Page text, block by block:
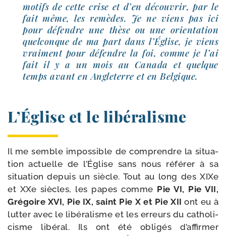
motifs de cette crise et d’en décou­vrir, par le
fait même, les remèdes. Je ne viens pas ici
pour défendre une thèse ou une orien­ta­tion
quel­conque de ma part dans l’Église, je viens
vrai­ment pour défendre la foi, comme je l’ai
fait il y a un mois au Canada et quelque
temps avant en Angleterre et en Belgique.
L’Église et le libéralisme
Il me semble impos­sible de com­prendre la situa­
tion actuelle de l’Église sans nous réfé­rer à sa
situa­tion depuis un siècle. Tout au long des XIXe
et XXe siècles, les papes comme Pie VI, Pie VII,
Grégoire XVI, Pie IX, saint Pie X et Pie XIIont eu à
lut­ter avec le libé­ra­lisme et les erreurs du catho­li­
cisme libé­ral. Ils ont été obli­gés d’affirmer